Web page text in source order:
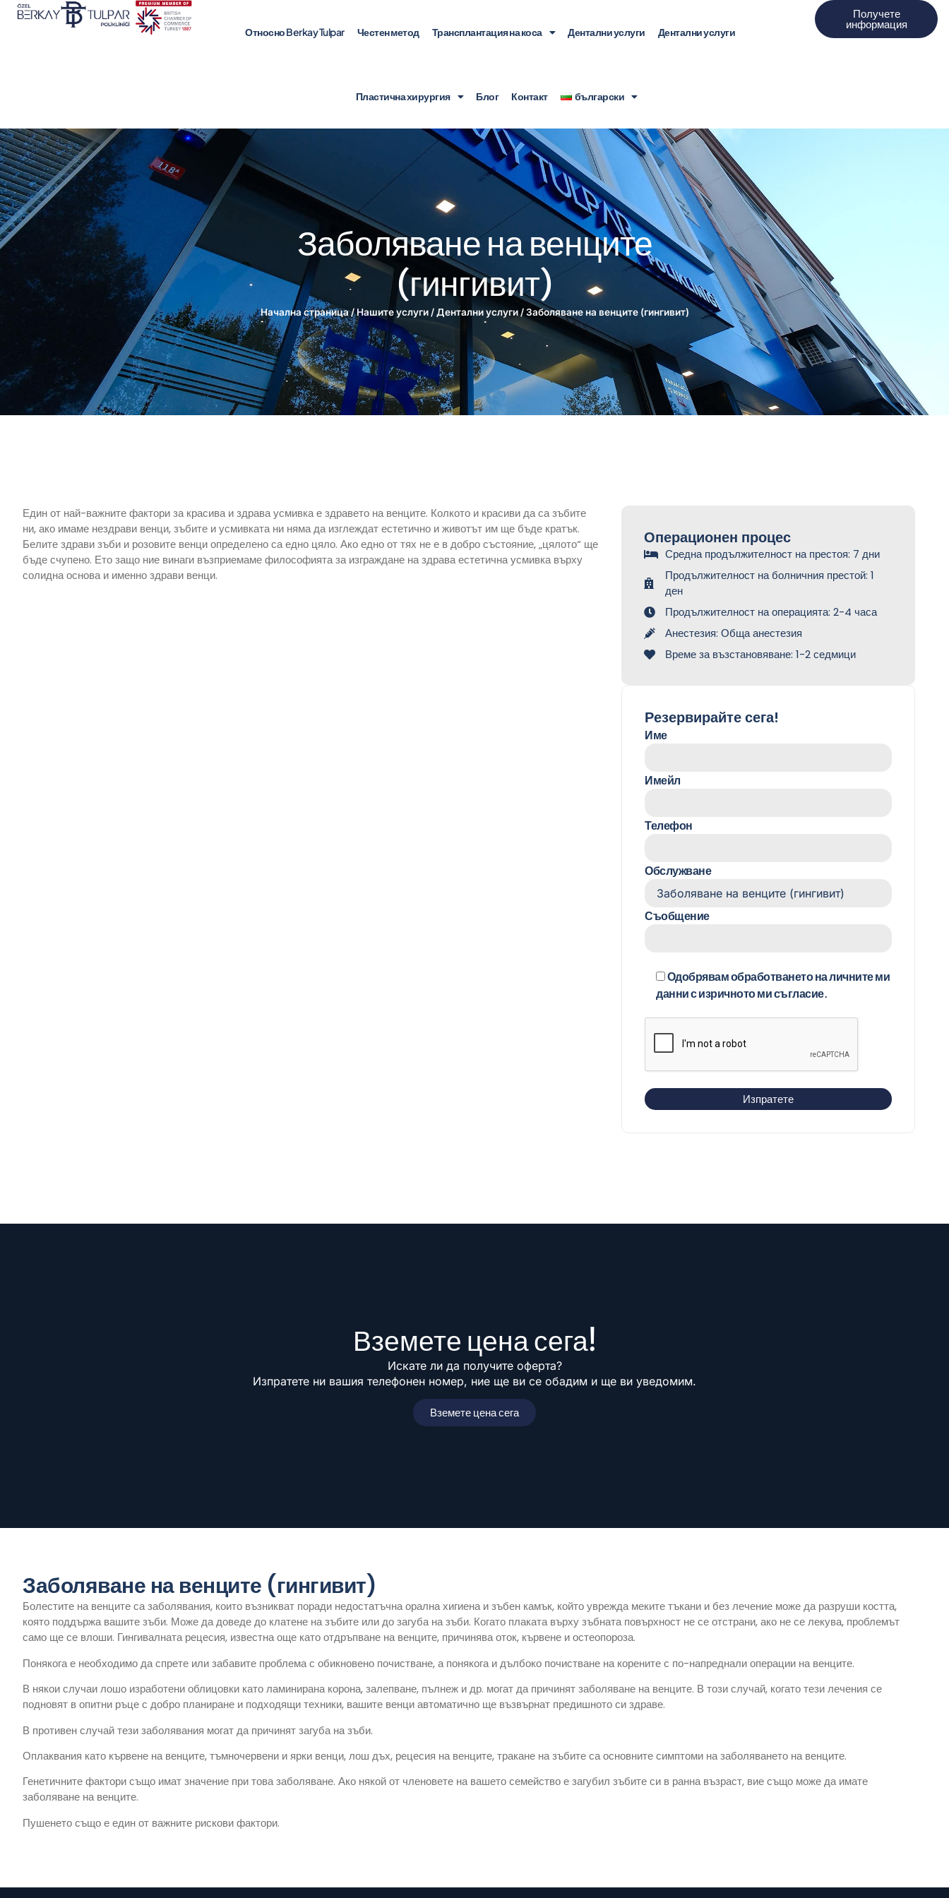
Относно Berkay Tulpar Честен метод Трансплантация на коса Дентални услуги Дентални услуги
Пластична хирургия Блог Контакт български
Получете
информация
Заболяване на венците
(гингивит)
Начална страница/Нашите услуги/Дентални услуги/Заболяване на венците (гингивит)
Операционен процес
Средна продължителност на престоя: 7 дни
Продължителност на болничния престой: 1
ден
Продължителност на операцията: 2-4 часа
Анестезия: Обща анестезия
Време за възстановяване: 1-2 седмици
Резервирайте сега!
Име
Имейл
Телефон
Обслужване
Съобщение
Одобрявам обработването на личните ми
данни с изричното ми съгласие.
Един от най-важните фактори за красива и здрава усмивка е здравето на венците. Колкото и красиви да са зъбите
ни, ако имаме нездрави венци, зъбите и усмивката ни няма да изглеждат естетично и животът им ще бъде кратък.
Белите здрави зъби и розовите венци определено са едно цяло. Ако едно от тях не е в добро състояние, „цялото“ ще
бъде счупено. Ето защо ние винаги възприемаме философията за изграждане на здрава естетична усмивка върху
солидна основа и именно здрави венци.
Вземете цена сега!
Искате ли да получите оферта?
Изпратете ни вашия телефонен номер, ние ще ви се обадим и ще ви уведомим.
Вземете цена сега
Заболяване на венците (гингивит)
Болестите на венците са заболявания, които възникват поради недостатъчна орална хигиена и зъбен камък, който уврежда меките тъкани и без лечение може да разруши костта,
която поддържа вашите зъби. Може да доведе до клатене на зъбите или до загуба на зъби. Когато плаката върху зъбната повърхност не се отстрани, ако не се лекува, проблемът
само ще се влоши. Гингивалната рецесия, известна още като отдръпване на венците, причинява оток, кървене и остеопороза.
Понякога е необходимо да спрете или забавите проблема с обикновено почистване, а понякога и дълбоко почистване на корените с по-напреднали операции на венците.
В някои случаи лошо изработени облицовки като ламинирана корона, залепване, пълнеж и др. могат да причинят заболяване на венците. В този случай, когато тези лечения се
подновят в опитни ръце с добро планиране и подходящи техники, вашите венци автоматично ще възвърнат предишното си здраве.
В противен случай тези заболявания могат да причинят загуба на зъби.
Оплаквания като кървене на венците, тъмночервени и ярки венци, лош дъх, рецесия на венците, тракане на зъбите са основните симптоми на заболяването на венците.
Генетичните фактори също имат значение при това заболяване. Ако някой от членовете на вашето семейство е загубил зъбите си в ранна възраст, вие също може да имате
заболяване на венците.
Пушенето също е един от важните рискови фактори.